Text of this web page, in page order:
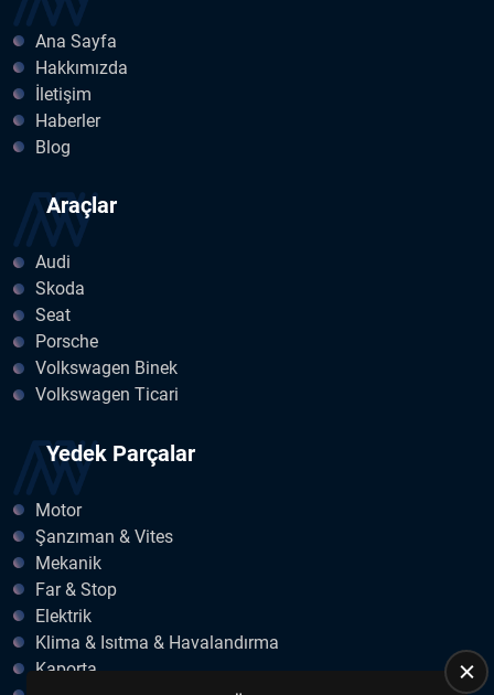
Ana Sayfa
Hakkımızda
İletişim
Haberler
Blog
Araçlar
Audi
Skoda
Seat
Porsche
Volkswagen Binek
Volkswagen Ticari
Yedek Parçalar
Motor
Şanzıman & Vites
Mekanik
Far & Stop
Elektrik
Klima & Isıtma & Havalandırma
Kaporta